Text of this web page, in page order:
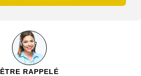
ÊTRE RAPPELÉ